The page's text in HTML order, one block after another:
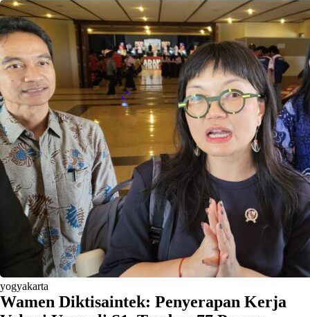
yogyakarta
Wamen Diktisaintek: Penyerapan Kerja